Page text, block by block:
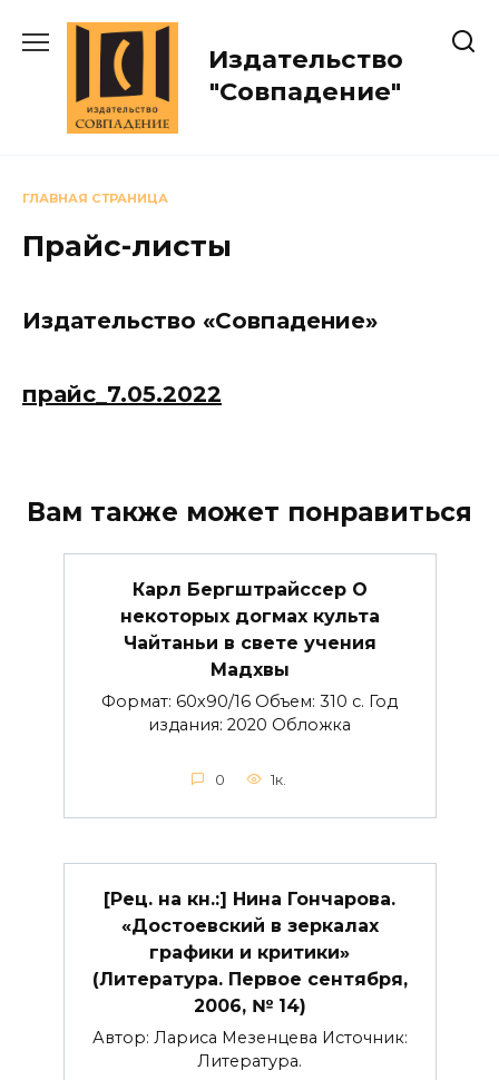
содержанию
Издательство
"Совпадение"
ГЛАВНАЯ СТРАНИЦА
Прайс-листы
Издательство «Совпадение»
прайс_7.05.2022
Вам также может понравиться
Карл Бергштрайссер О
некоторых догмах культа
Чайтаньи в свете учения
Мадхвы
Формат: 60х90/16 Объем: 310 с. Год
издания: 2020 Обложка
0 1к.
[Рец. на кн.:] Нина Гончарова.
«Достоевский в зеркалах
графики и критики»
(Литература. Первое сентября,
2006, № 14)
Автор: Лариса Мезенцева Источник:
Литература.